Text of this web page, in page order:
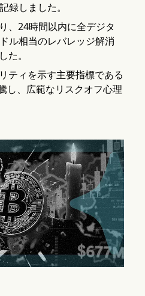
録しました。
、24時間以内に全デジタ
ル相当のレバレッジ解消
た。
ティを示す主要指標である
し、広範なリスクオフ心理